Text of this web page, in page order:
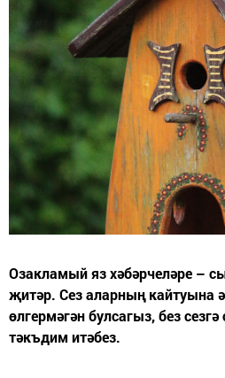
Озакламый яз хәбәрчеләре –
җитәр. Сез аларның кайтуына
өлгермәгән булсагыз, без
тәкъдим итәбез.